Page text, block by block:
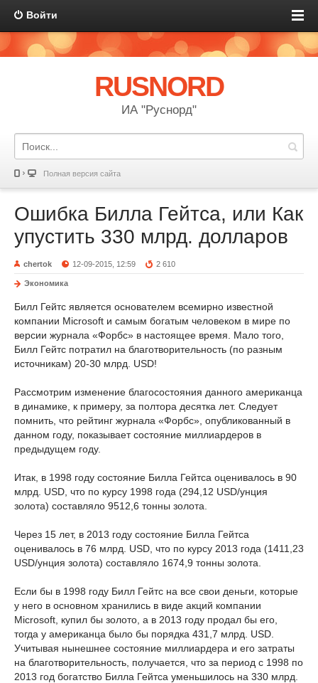
Войти
RUSNORD
ИА "Руснорд"
Полная версия сайта
Ошибка Билла Гейтса, или Как
упустить 330 млрд. долларов
chertok 12-09-2015, 12:59 2 610
Экономика
Билл Гейтс является основателем всемирно известной
компании Microsoft и самым богатым человеком в мире по
версии журнала «Форбс» в настоящее время. Мало того,
Билл Гейтс потратил на благотворительность (по разным
источникам) 20-30 млрд. USD!
Рассмотрим изменение благосостояния данного американца
в динамике, к примеру, за полтора десятка лет. Следует
помнить, что рейтинг журнала «Форбс», опубликованный в
данном году, показывает состояние миллиардеров в
предыдущем году.
Итак, в 1998 году состояние Билла Гейтса оценивалось в 90
млрд. USD, что по курсу 1998 года (294,12 USD/унция
золота) составляло 9512,6 тонны золота.
Через 15 лет, в 2013 году состояние Билла Гейтса
оценивалось в 76 млрд. USD, что по курсу 2013 года (1411,23
USD/унция золота) составляло 1674,9 тонны золота.
Если бы в 1998 году Билл Гейтс на все свои деньги, которые
у него в основном хранились в виде акций компании
Microsoft, купил бы золото, а в 2013 году продал бы его,
тогда у американца было бы порядка 431,7 млрд. USD.
Учитывая нынешнее состояние миллиардера и его затраты
на благотворительность, получается, что за период с 1998 по
2013 год богатство Билла Гейтса уменьшилось на 330 млрд.